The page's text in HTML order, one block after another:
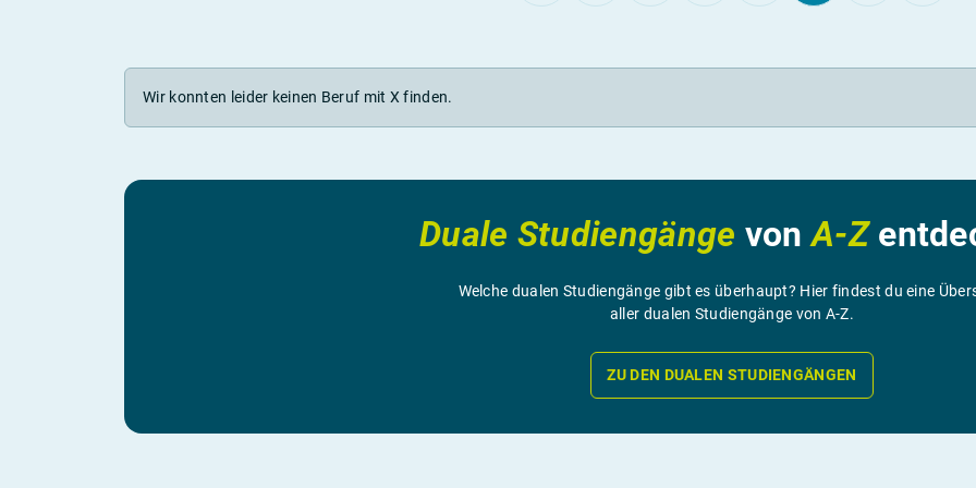
Wir konnten leider keinen Beruf mit X finden.
Duale Studiengänge vonA-Z
Welche dualen Studiengänge gibt es überhaupt? Hier findest du eine
aller dualen Studiengänge von A-Z.
ZU DEN DUALEN STUDIENGÄNGEN